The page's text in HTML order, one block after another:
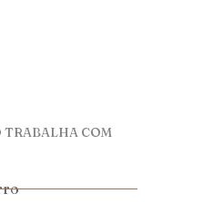
TRABALHA COM